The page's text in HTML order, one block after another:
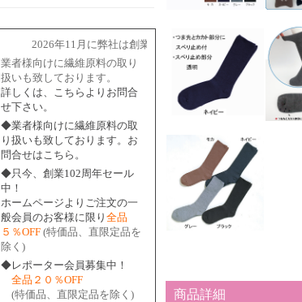
2026年11月に弊社は創業102周年を迎えます。
業者様向けに繊維原料の取り
扱いも致しております。
詳しくは、こちらよりお問合
せ下さい。
◆業者様向けに繊維原料の取
り扱いも致しております。お
問合せはこちら。
◆只今、創業102周年セール
中！
ホームページよりご注文の一
般会員のお客様に限り 全品
５％OFF (特価品、直限定品を
除く)
◆レポーター会員募集中！
全品２０％OFF
(特価品、直限定品を除く)
商品詳細